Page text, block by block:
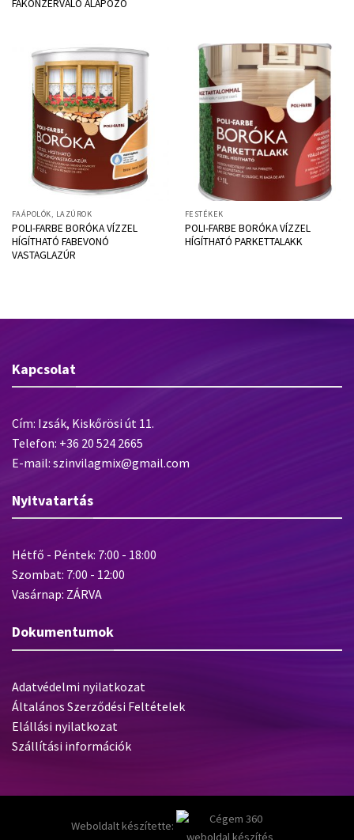
FAKONZERVÁLÓ ALAPOZÓ
FAÁPOLÓK, LAZÚROK
POLI-FARBE BORÓKA VÍZZEL
HÍGÍTHATÓ FABEVONÓ
VASTAGLAZÚR
FESTÉKEK
POLI-FARBE BORÓKA VÍZZEL
HÍGÍTHATÓ PARKETTALAKK
Kapcsolat
Cím: Izsák, Kiskőrösi út 11.
Telefon: +36 20 524 2665
E-mail: szinvilagmix@gmail.com
Nyitvatartás
Hétfő - Péntek: 7:00 - 18:00
Szombat: 7:00 - 12:00
Vasárnap: ZÁRVA
Dokumentumok
Adatvédelmi nyilatkozat
Általános Szerződési Feltételek
Elállási nyilatkozat
Szállítási információk
Weboldalt készítette: